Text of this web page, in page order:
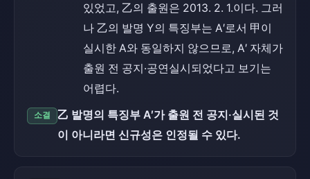
있었고, 乙의 출원은 2013. 2. 1.이다. 그러
나 乙의 발명 Y의 특징부는 A′로서 甲이
실시한 A와 동일하지 않으므로, A′ 자체가
출원 전 공지·공연실시되었다고 보기는
어렵다.
소결
乙 발명의 특징부 A′가 출원 전 공지·실시된 것
이 아니라면 신규성은 인정될 수 있다.